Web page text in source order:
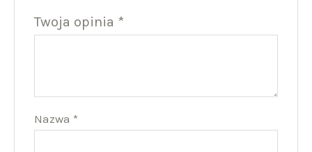
Twoja opinia *
Nazwa *